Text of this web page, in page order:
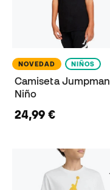
NOVEDAD NIÑOS
Camiseta Jumpman
Niño
24,99 €